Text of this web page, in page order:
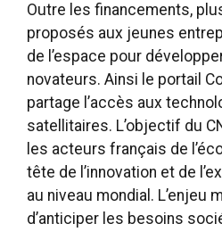
Outre les financements,
proposés aux jeunes
de l’espace pour
novateurs. Ainsi le portail
partage l’accès aux
satellitaires. L’objectif du
les acteurs français de
tête de l’innovation et de
au niveau mondial. L’enjeu
d’anticiper les besoins